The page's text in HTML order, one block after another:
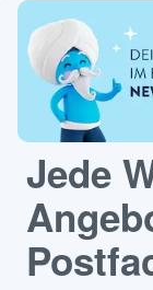
Jede